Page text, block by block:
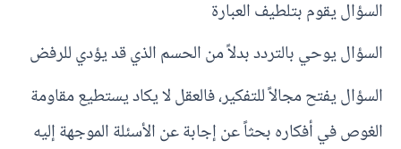
السؤال يقوم بتلطيف العبارة
السؤال يوحي بالتردد بدلاً من الحسم الذي قد يؤدي للرفض
السؤال يفتح مجالاً للتفكير، فالعقل لا يكاد يستطيع مقاومة
الغوص في أفكاره بحثاً عن إجابة عن الأسئلة الموجهة إليه